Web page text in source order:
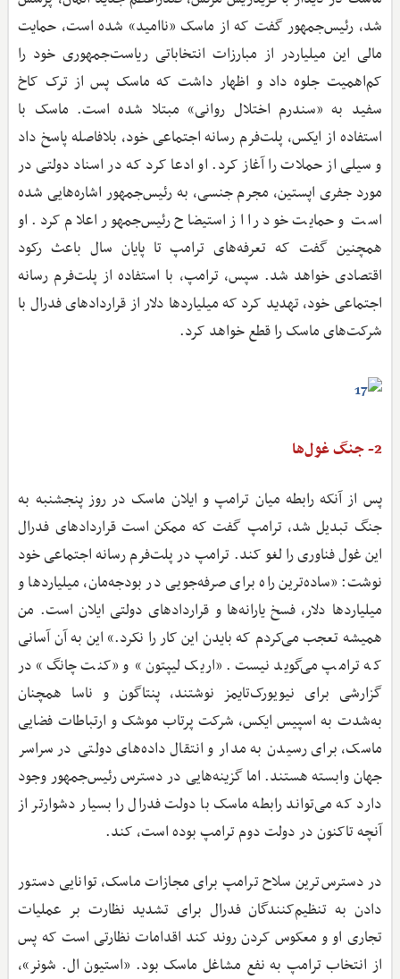
شد، رئیس‌جمهور گفت که از ماسک «ناامید» شده است، حمایت
مالی این میلیاردر از مبارزات انتخاباتی ریاست‌‌جمهوری خود را
کم‌اهمیت جلوه داد و اظهار داشت که ماسک پس از ترک کاخ
سفید به «سندرم اختلال روانی» مبتلا شده است. ماسک با
استفاده از ایکس، پلت‌فرم رسانه اجتماعی خود، بلافاصله پاسخ داد
و سیلی از حملات را آغاز کرد. او ادعا کرد که در اسناد دولتی در
مورد جفری اپستین، مجرم جنسی، به رئیس‌جمهور اشاره‌هایی شده
است و حمایت خود را از استیضاح رئیس‌جمهور اعلام کرد. او
همچنین گفت که تعرفه‌های ترامپ تا پایان سال باعث رکود
اقتصادی خواهد شد. سپس، ترامپ، با استفاده از پلت‌فرم رسانه
اجتماعی خود، تهدید کرد که میلیاردها دلار از قراردادهای فدرال با
شرکت‌های ماسک را قطع خواهد کرد.
2- جنگ غول‌ها
پس‌ از آنکه رابطه میان ترامپ و ایلان ماسک در روز پنجشنبه به
جنگ تبدیل شد، ترامپ گفت که ممکن است قراردادهای فدرال
این غول فناوری را لغو کند. ترامپ در پلت‌فرم رسانه اجتماعی خود
نوشت: «ساده‌ترین راه برای صرفه‌جویی در بودجه‌مان، میلیاردها و
میلیاردها دلار، فسخ یارانه‌ها و قراردادهای دولتی ایلان است. من
همیشه تعجب می‌کردم که بایدن این کار را نکرد.» این به آن آسانی
که ترامپ می‌گوید نیست. «اریک لیپتون» و «کنت چانگ» در
گزارشی برای نیویورک‌تایمز نوشتند، پنتاگون و ناسا همچنان
به‌شدت به اسپیس ایکس، شرکت پرتاب موشک و ارتباطات فضایی
ماسک، برای رسیدن به مدار و انتقال داده‌های دولتی در سراسر
جهان وابسته هستند. اما گزینه‌هایی در دسترس رئیس‌جمهور وجود
دارد که می‌تواند رابطه ماسک با دولت فدرال را بسیار دشوارتر از
آنچه تاکنون در دولت دوم ترامپ بوده است، کند.
در دسترس‌ترین سلاح ترامپ برای مجازات ماسک، توانایی دستور
دادن به تنظیم‌کنندگان فدرال برای تشدید نظارت بر عملیات
تجاری او و معکوس کردن روند کند اقدامات نظارتی است که پس
از انتخاب ترامپ به نفع مشاغل ماسک بود. «استیون ال. شونر»،